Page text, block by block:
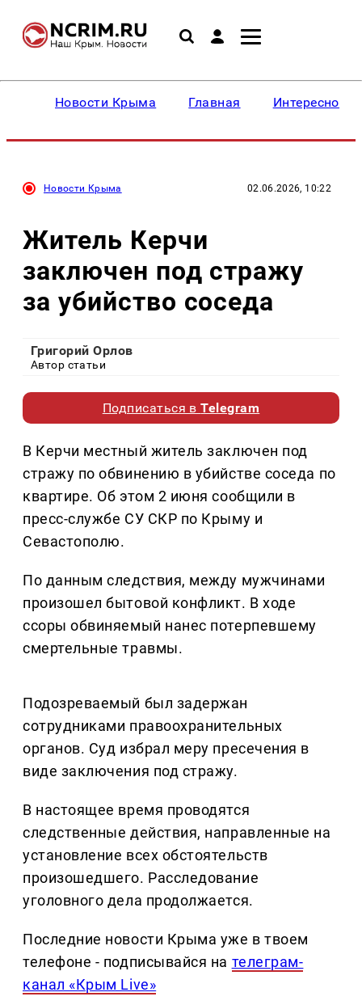
Новости Крыма Главная Интересное
Новости Крыма 02.06.2026, 10:22
Житель Керчи
заключен под стражу
за убийство соседа
Григорий Орлов
Автор статьи
Подписаться вTelegram
В Керчи местный житель заключен под
стражу по обвинению в убийстве соседа по
квартире. Об этом 2 июня сообщили в
пресс-службе СУ СКР по Крыму и
Севастополю.
По данным следствия, между мужчинами
произошел бытовой конфликт. В ходе
ссоры обвиняемый нанес потерпевшему
смертельные травмы.
Подозреваемый был задержан
сотрудниками правоохранительных
органов. Суд избрал меру пресечения в
виде заключения под стражу.
В настоящее время проводятся
следственные действия, направленные на
установление всех обстоятельств
произошедшего. Расследование
уголовного дела продолжается.
Последние новости Крыма уже в твоем
телефоне - подписывайся на телеграм-
канал «Крым Live»